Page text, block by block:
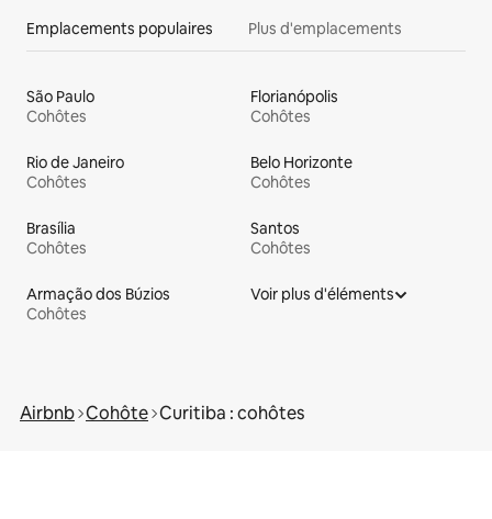
Emplacements populaires Plus d'emplacements
São Paulo
Cohôtes
Florianópolis
Cohôtes
Rio de Janeiro
Cohôtes
Belo Horizonte
Cohôtes
Brasília
Cohôtes
Santos
Cohôtes
Armação dos Búzios
Cohôtes
Voir plus d'éléments
Airbnb Cohôte Curitiba : cohôtes